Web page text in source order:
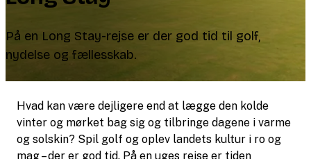
På en Long Stay-rejse er der god tid til golf,
nydelse og fællesskab.
Hvad kan være dejligere end at lægge den kolde
vinter og mørket bag sig og tilbringe dagene i varme
og solskin? Spil golf og oplev landets kultur i ro og
mag – der er god tid. På en uges rejse er tiden